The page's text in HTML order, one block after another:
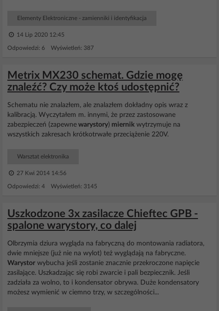
Elementy Elektroniczne - zamienniki i identyfikacja
14 Lip 2020 12:45
Odpowiedzi: 6 Wyświetleń: 387
Metrix MX230 schemat. Gdzie mogę
znaleźć? Czy może ktoś udostępnić?
Schematu nie znalazłem, ale znalazłem dokładny opis wraz z
kalibracją. Wyczytałem m. innymi, że przez zastosowane
zabezpieczeń (zapewne warystory) miernik wytrzymuje na
wszystkich zakresach krótkotrwałe przeciążenie 220V.
Warsztat elektronika
27 Kwi 2014 14:56
Odpowiedzi: 4 Wyświetleń: 3145
Uszkodzone 3x zasilacze Chieftec GPB -
spalone warystory, co dalej
Olbrzymia dziura wygląda na fabryczną do montowania radiatora,
dwie mniejsze (już nie na wylot) też wyglądają na fabryczne.
Warystor wybucha jeśli zostanie znacznie przekroczone napięcie
zasilające. Uszkadzając się robi zwarcie i pali bezpiecznik. Jeśli
zadziała za wolno, to i kondensator obrywa. Duże kondensatory
możesz wymienić w ciemno trzy, w szczególności...